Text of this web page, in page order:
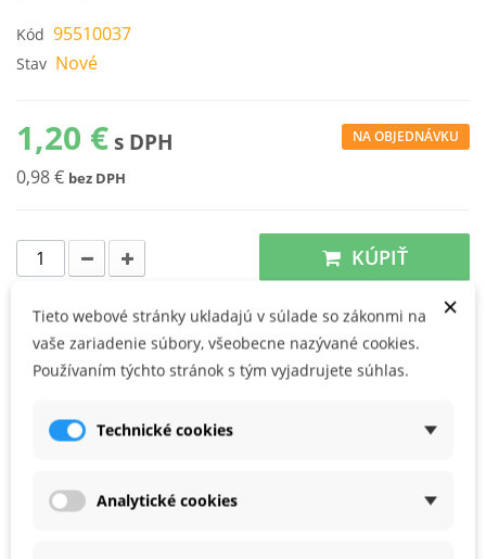
Kód 95510037
Stav Nové
1,20 € s DPH
0,98 € bez DPH
NA OBJEDNÁVKU
KÚPIŤ
náhradné čepele lichobežníkové
10 ks v plastovom boxe
hrúbka čepele: 0,4 mm
PARAMETRE PRODUKTU
Kód produktu
×
Tieto webové stránky ukladajú v súlade so zákonmi na
vaše zariadenie súbory, všeobecne nazývané cookies.
Používaním týchto stránok s tým vyjadrujete súhlas.
Technické cookies
Analytické cookies